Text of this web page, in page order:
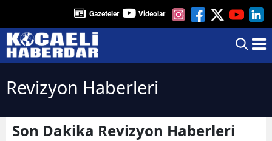
Gazeteler Videolar
Revizyon Haberleri
Son Dakika Revizyon Haberleri